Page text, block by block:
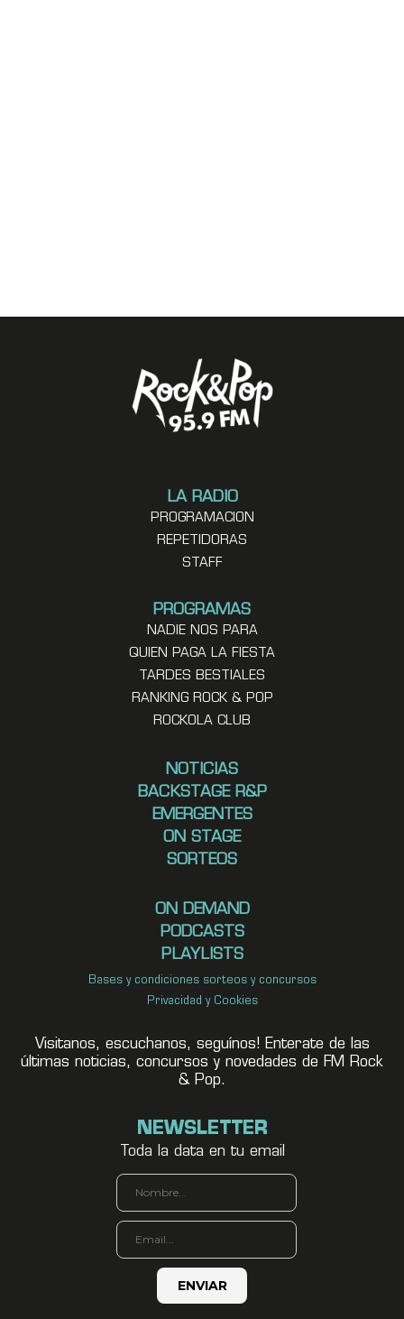
LA RADIO
PROGRAMACION
REPETIDORAS
STAFF
PROGRAMAS
NADIE NOS PARA
QUIEN PAGA LA FIESTA
TARDES BESTIALES
RANKING ROCK & POP
ROCKOLA CLUB
NOTICIAS
BACKSTAGE R&P
EMERGENTES
ON STAGE
SORTEOS
ON DEMAND
PODCASTS
PLAYLISTS
Bases y condiciones sorteos y concursos
Privacidad y Cookies
Visitanos, escuchanos, seguínos! Enterate de las
últimas noticias, concursos y novedades de FM Rock
& Pop.
NEWSLETTER
Toda la data en tu email